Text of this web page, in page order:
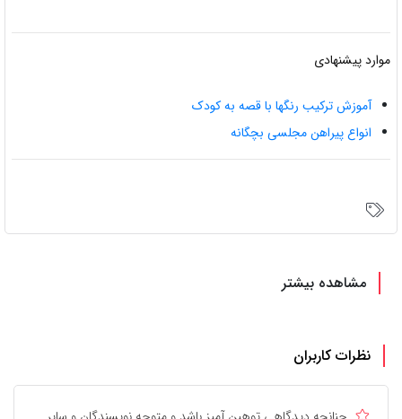
موارد پیشنهادی
آموزش ترکیب رنگها با قصه به کودک
انواع پیراهن مجلسی بچگانه
مشاهده بیشتر
نظرات کاربران